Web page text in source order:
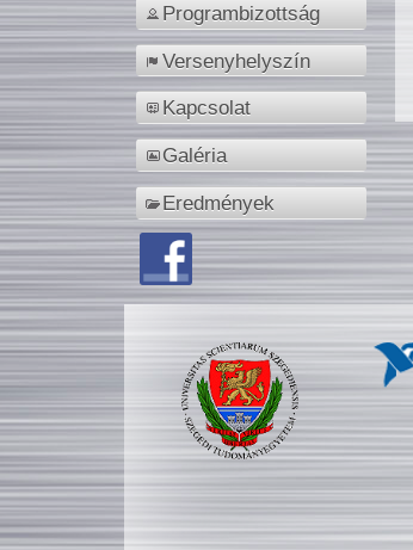
Programbizottság
Versenyhelyszín
Kapcsolat
Galéria
Eredmények